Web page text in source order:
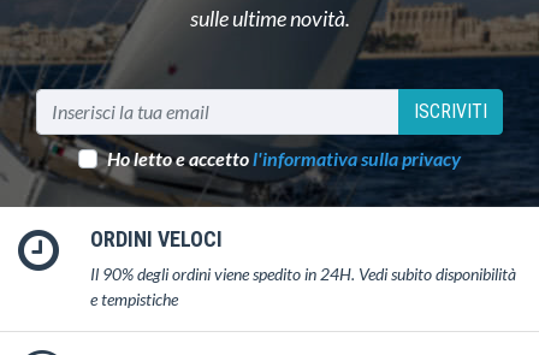
sulle ultime novità.
ISCRIVITI
Ho letto e accettol'informativa sulla privacy
ORDINI VELOCI
Il 90% degli ordini viene spedito in 24H. Vedi subito disponibilità
e tempistiche